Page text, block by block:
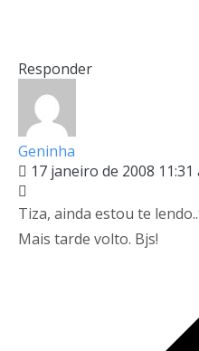
Responder
Geninha
17 janeiro de 2008 11:31
Tiza, ainda estou te
Mais tarde volto. Bjs!